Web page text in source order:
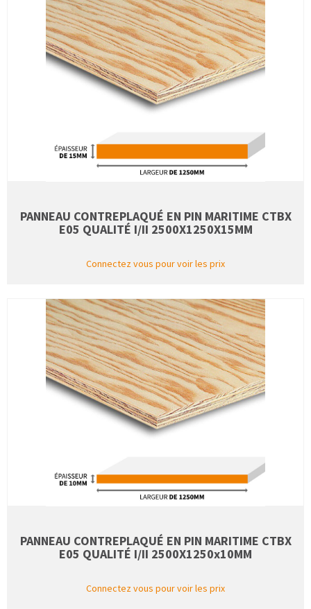
PANNEAU CONTREPLAQUÉ EN PIN MARITIME CTBX
E05 QUALITÉ I/II 2500X1250X15MM
Connectez vous pour voir les prix
PANNEAU CONTREPLAQUÉ EN PIN MARITIME CTBX
E05 QUALITÉ I/II 2500X1250x10MM
Connectez vous pour voir les prix